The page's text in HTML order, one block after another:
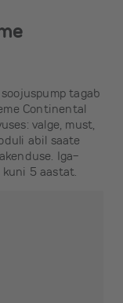
tagab
Continental
valge, must,
abil saate
Iga-
5 aastat.